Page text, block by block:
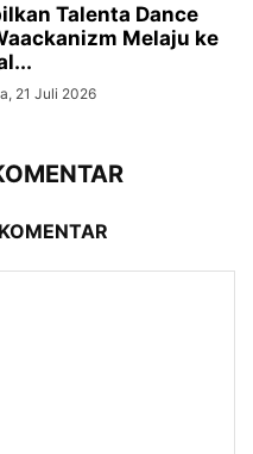
Talenta Dance
Melaju ke
21 Juli 2026